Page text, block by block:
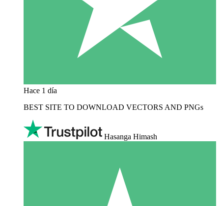
Hace 1 día
BEST SITE TO DOWNLOAD VECTORS AND PNGs
Hasanga Himash